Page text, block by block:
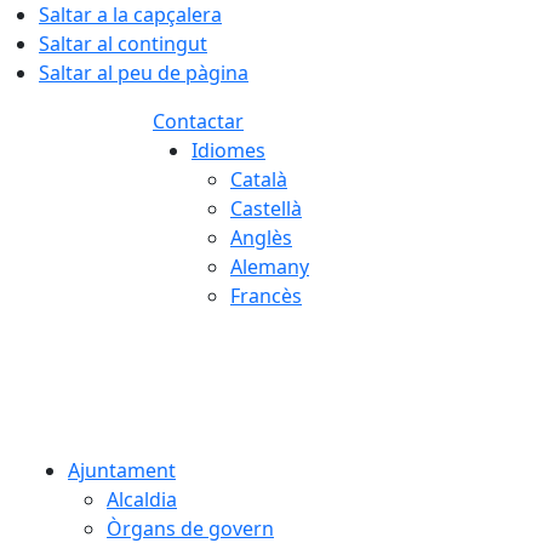
Saltar a la capçalera
Saltar al contingut
Saltar al peu de pàgina
Contactar
Idiomes
Català
Castellà
Anglès
Alemany
Francès
Ajuntament
Alcaldia
Òrgans de govern